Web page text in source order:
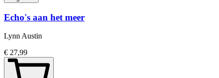
Echo's aan het meer
Lynn Austin
€ 27,99